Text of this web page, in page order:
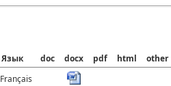
Язык doc docx pdf html
other
Français